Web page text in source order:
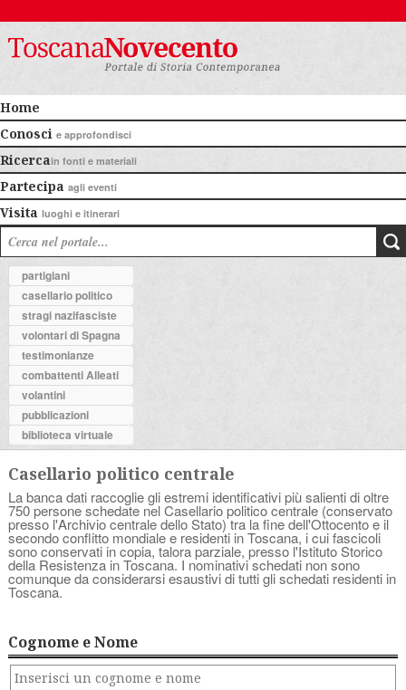
Home
Conosci e approfondisci
Ricercain fonti e materiali
Partecipa agli eventi
Visita luoghi e itinerari
partigiani
casellario politico
stragi nazifasciste
volontari di Spagna
testimonianze
combattenti Alleati
volantini
pubblicazioni
biblioteca virtuale
Casellario politico centrale
La banca dati raccoglie gli estremi identificativi più salienti di oltre
750 persone schedate nel Casellario politico centrale (conservato
presso l'Archivio centrale dello Stato) tra la fine dell'Ottocento e il
secondo conflitto mondiale e residenti in Toscana, i cui fascicoli
sono conservati in copia, talora parziale, presso l'Istituto Storico
della Resistenza in Toscana. I nominativi schedati non sono
comunque da considerarsi esaustivi di tutti gli schedati residenti in
Toscana.
Cognome e Nome